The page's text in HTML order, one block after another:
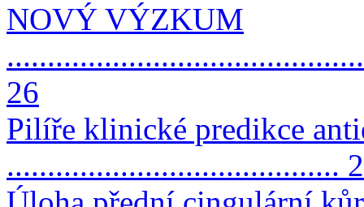
NOVÝ VÝZKUM
26
Pilíře klinické predikce
.........................................